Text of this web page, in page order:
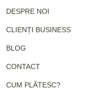
DESPRE NOI
CLIENȚI BUSINESS
BLOG
CONTACT
CUM PLĂTESC?